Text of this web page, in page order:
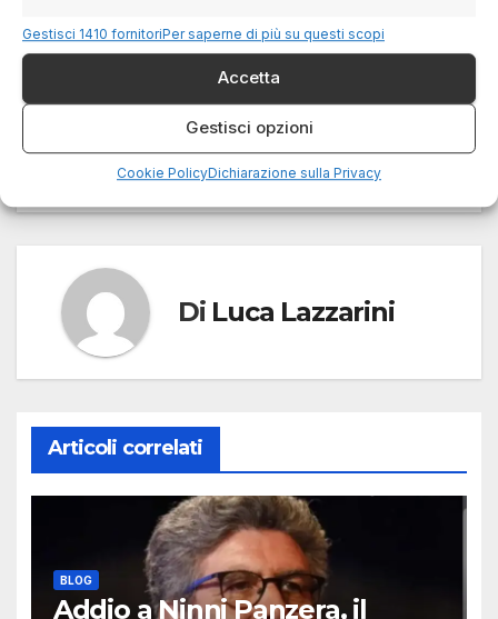
Gestisci 1410 fornitoriPer saperne di più su questi scopi
Accetta
Gestisci opzioni
Cookie PolicyDichiarazione sulla Privacy
Navigazione
articoli
Intervista a Gregorio
Sassoli (1)
Film Estate 2026: I
titoli più attesi al
cinema
Di Luca Lazzarini
Articoli correlati
BLOG
Addio a Ninni Panzera, il